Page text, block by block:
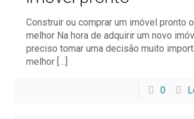
Construir ou comprar um imóvel pronto
melhor Na hora de adquirir um novo
preciso tomar uma decisão muito
melhor […]
0